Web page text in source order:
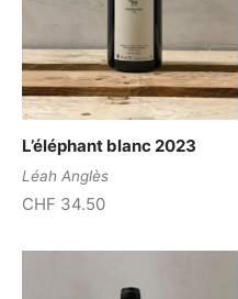
L’éléphant blanc 2023
Léah Anglès
CHF 34.50